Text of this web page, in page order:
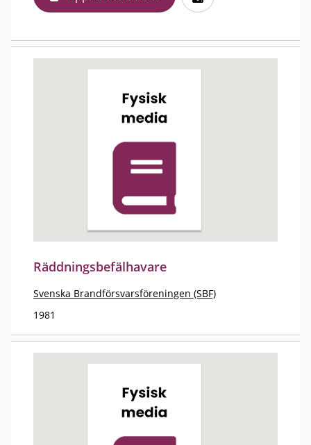
Räddningsbefälhavare
Svenska Brandförsvarsföreningen (SBF)
1981